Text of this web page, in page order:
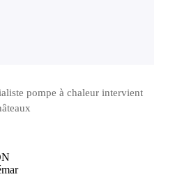
pompe à chaleur intervient